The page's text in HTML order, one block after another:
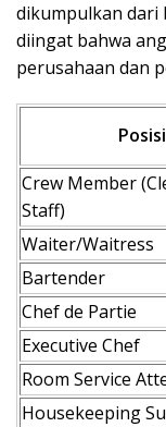
dikumpulkan dari
diingat bahwa
perusahaan dan
Posisi
Crew Member
Staff)
Waiter/Waitress
Bartender
Chef de Partie
Executive Chef
Room Service
Housekeeping